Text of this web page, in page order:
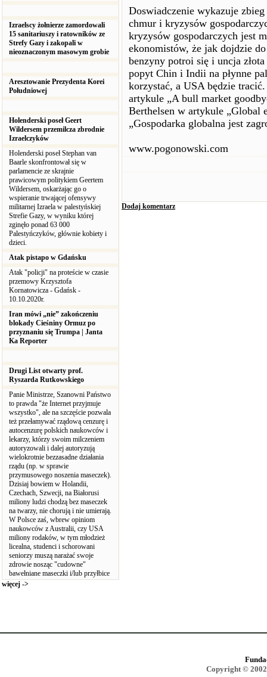
Izraelscy żołnierze zamordowali
15 sanitariuszy i ratowników ze
Strefy Gazy i zakopali w
nieoznaczonym masowym grobie
Aresztowanie Prezydenta Korei
Południowej
Holenderski poseł Geert
Wildersem przemilcza zbrodnie
Izraelczyków
Holenderski poseł Stephan van
Baarle skonfrontował się w
parlamencie ze skrajnie
prawicowym politykiem Geertem
Wildersem, oskarżając go o
wspieranie trwającej ofensywy
militarnej Izraela w palestyńskiej
Strefie Gazy, w wyniku której
zginęło ponad 63 000
Palestyńczyków, głównie kobiety i
dzieci.
Atak pistapo w Gdańsku
Atak "policji" na proteście w czasie
przemowy Krzysztofa
Kornatowicza - Gdańsk -
10.10.2020r.
Iran mówi „nie” zakończeniu
blokady Cieśniny Ormuz po
przyznaniu się Trumpa | Janta
Ka Reporter
Drugi List otwarty prof.
Ryszarda Rutkowskiego
Panie Ministrze, Szanowni Państwo
to prawda "że Internet przyjmuje
wszystko", ale na szczęście pozwala
też przełamywać rządową cenzurę i
autocenzurę polskich naukowców i
lekarzy, którzy swoim milczeniem
autoryzowali i dalej autoryzują
wielokrotnie bezzasadne działania
rządu (np. w sprawie
przymusowego noszenia maseczek).
Dzisiaj bowiem w Holandii,
Czechach, Szwecji, na Białorusi
miliony ludzi chodzą bez maseczek
na twarzy, nie chorują i nie umierają.
W Polsce zaś, wbrew opiniom
naukowców z Australii, czy USA
miliony rodaków, w tym młodzież
licealna, studenci i schorowani
seniorzy muszą narażać swoje
zdrowie nosząc "cudowne"
bawełniane maseczki i/lub przyłbice
więcej ->
Doswiadczenie wykazuje
chmur i kryzysów
kryzysów gospodarczych jest
ekonomistów, że jak dojdzie
benzyny potroi się i uncja
popyt Chin i Indii na płynne
korzystać, a USA będzie
artykule „A bull market
Berthelsen w artykule „Global
„Gospodarka globalna jest
www.pogonowski.com
Dodaj komentarz
Copyright ©